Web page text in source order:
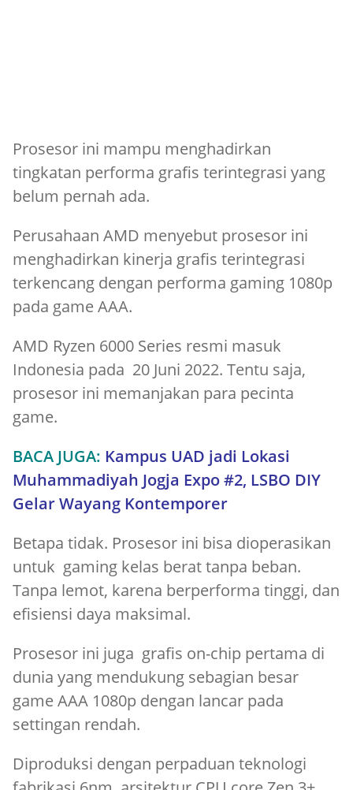
Prosesor ini mampu menghadirkan
tingkatan performa grafis terintegrasi yang
belum pernah ada.
Perusahaan AMD menyebut prosesor ini
menghadirkan kinerja grafis terintegrasi
terkencang dengan performa gaming 1080p
pada game AAA.
AMD Ryzen 6000 Series resmi masuk
Indonesia pada 20 Juni 2022. Tentu saja,
prosesor ini memanjakan para pecinta
game.
BACA JUGA: Kampus UAD jadi Lokasi
Muhammadiyah Jogja Expo #2, LSBO DIY
Gelar Wayang Kontemporer
Betapa tidak. Prosesor ini bisa dioperasikan
untuk gaming kelas berat tanpa beban.
Tanpa lemot, karena berperforma tinggi, dan
efisiensi daya maksimal.
Prosesor ini juga grafis on-chip pertama di
dunia yang mendukung sebagian besar
game AAA 1080p dengan lancar pada
settingan rendah.
Diproduksi dengan perpaduan teknologi